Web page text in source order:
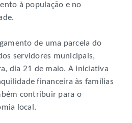
à população e no
de uma parcela do
servidores municipais,
dia 21 de maio. A iniciativa
financeira às famílias
contribuir para o
local.